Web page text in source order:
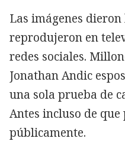
Las imágenes
reprodujeron en
redes sociales.
Jonathan Andic
una sola prueba de
Antes incluso de
públicamente.